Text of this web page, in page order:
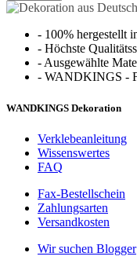
- 100% hergestellt
- Höchste
-Ausgewählte
- WANDKINGS -
WANDKINGS Dekoration
Verklebeanleitung
Wissenswertes
FAQ
Fax-Bestellschein
Zahlungsarten
Versandkosten
Wir suchen Blogger